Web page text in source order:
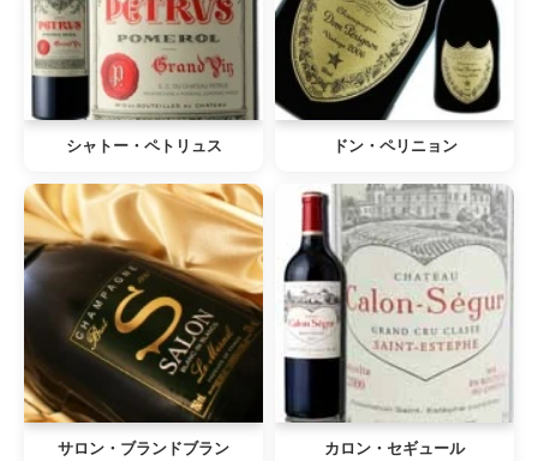
シャトー・ペトリュス ドン・ペリニョン
サロン・ブランドブラン カロン・セギュール